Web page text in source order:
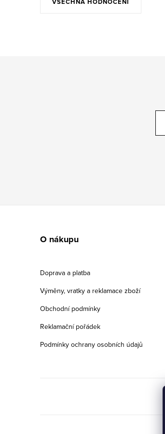
O nákupu
Doprava a platba
Výměny, vratky a reklamace zboží
Obchodní podmínky
Reklamační pořádek
Podmínky ochrany osobních údajů